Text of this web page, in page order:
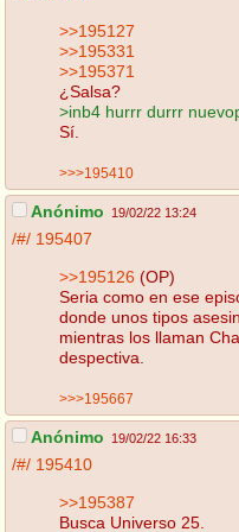
>>195127
>>195331
>>195371
¿Salsa?
>inb4 hurrr durrr
Sí.
>>>195410
Anónimo 19/02/22 13:24
/#/ 195407
>>195126 (OP)
Seria como en ese
donde unos tipos
mientras los llaman
despectiva.
>>>195667
Anónimo 19/02/22 16:33
/#/ 195410
>>195387
Busca Universo 25.